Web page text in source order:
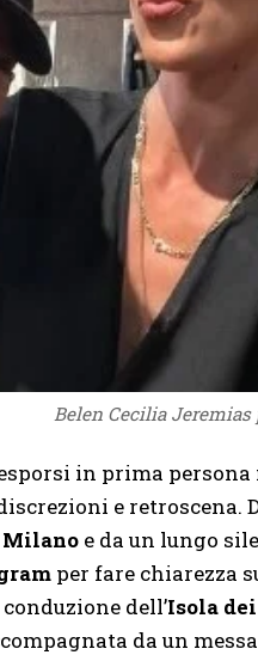
Belen Cecilia Jeremias
in prima
e retroscena.
e da un lungo
per fare chiarezza
dell’Isola
da un